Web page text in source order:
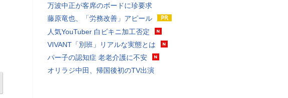
万波中正が客席のボードに珍要求
藤原竜也、「労務改善」アピール
人気YouTuber 白ビキニ加工否定
VIVANT「別班」リアルな実態とは
パー子の認知症 老老介護に不安
オリラジ中田、帰国後初のTV出演